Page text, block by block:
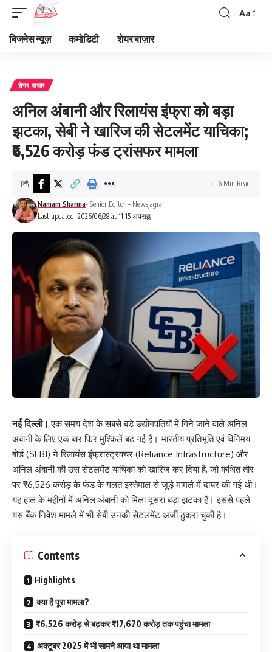
Font
Aa
बिजनेस न्यूज़ कमोडिटी शेयर बाज़ार
शेयर बाज़ार
अनिल अंबानी और रिलायंस इंफ्रा को बड़ा
झटका, सेबी ने खारिज की सेटलमेंट याचिका;
₹6,526 करोड़ फंड ट्रांसफर मामला
Last updated: 2026/06/28 at 11:15 अपराह्न
Namam Sharma- Senior Editor – Newsjagran
6 Min Read
नई दिल्ली। एक समय देश के सबसे बड़े उद्योगपतियों में गिने जाने वाले अनिल
अंबानी के लिए एक बार फिर मुश्किलें बढ़ गई हैं। भारतीय प्रतिभूति एवं विनिमय
बोर्ड (SEBI) ने रिलायंस इंफ्रास्ट्रक्चर (Reliance Infrastructure) और
अनिल अंबानी की उस सेटलमेंट याचिका को खारिज कर दिया है, जो कथित तौर
पर ₹6,526 करोड़ के फंड के गलत इस्तेमाल से जुड़े मामले में दायर की गई थी।
यह हाल के महीनों में अनिल अंबानी को मिला दूसरा बड़ा झटका है। इससे पहले
यस बैंक निवेश मामले में भी सेबी उनकी सेटलमेंट अर्जी ठुकरा चुकी है।
Contents
Highlights
क्या है पूरा मामला?
₹6,526 करोड़ से बढ़कर ₹17,670 करोड़ तक पहुंचा मामला
अक्टूबर 2025 में भी सामने आया था मामला